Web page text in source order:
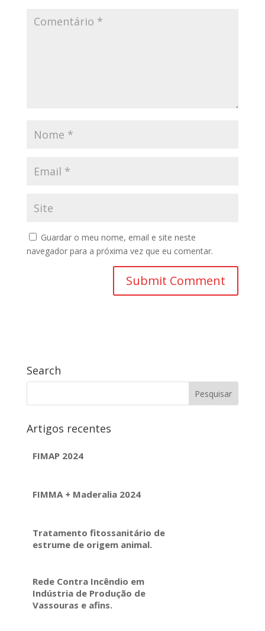
Guardar o meu nome, email e site neste
navegador para a próxima vez que eu comentar.
Search
Artigos recentes
FIMAP 2024
FIMMA + Maderalia 2024
Tratamento fitossanitário de
estrume de origem animal.
Rede Contra Incêndio em
Indústria de Produção de
Vassouras e afins.